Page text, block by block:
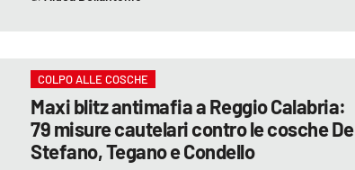
COLPO ALLE COSCHE
Maxi blitz antimafia a Reggio Calabria:
79 misure cautelari contro le cosche De
Stefano, Tegano e Condello